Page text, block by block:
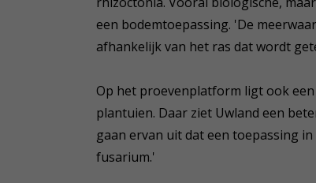
een bodemtoepassing. 'De
afhankelijk van het ras dat wordt
Op het proevenplatform ligt ook een
plantuien. Daar ziet Uwland een
gaan ervan uit dat een toepassing
fusarium.'